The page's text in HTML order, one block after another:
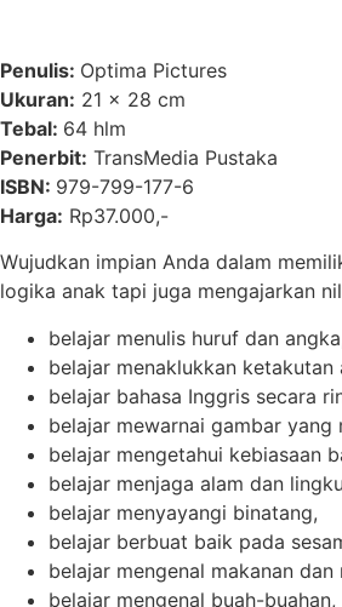
Penulis: Optima Pictures
Ukuran: 21 x 28 cm
Tebal: 64 hlm
Penerbit: TransMedia Pustaka
ISBN: 979-799-177-6
Harga: Rp37.000,-
Wujudkan impian Anda dalam
logika anak tapi juga mengajarkan
belajar menulis huruf dan
belajar menaklukkan
belajar bahasa Inggris secara
belajar mewarnai gambar yang
belajar mengetahui kebiasaan
belajar menjaga alam dan
belajar menyayangi binatang,
belajar berbuat baik pada
belajar mengenal makanan
belajar mengenal buah-